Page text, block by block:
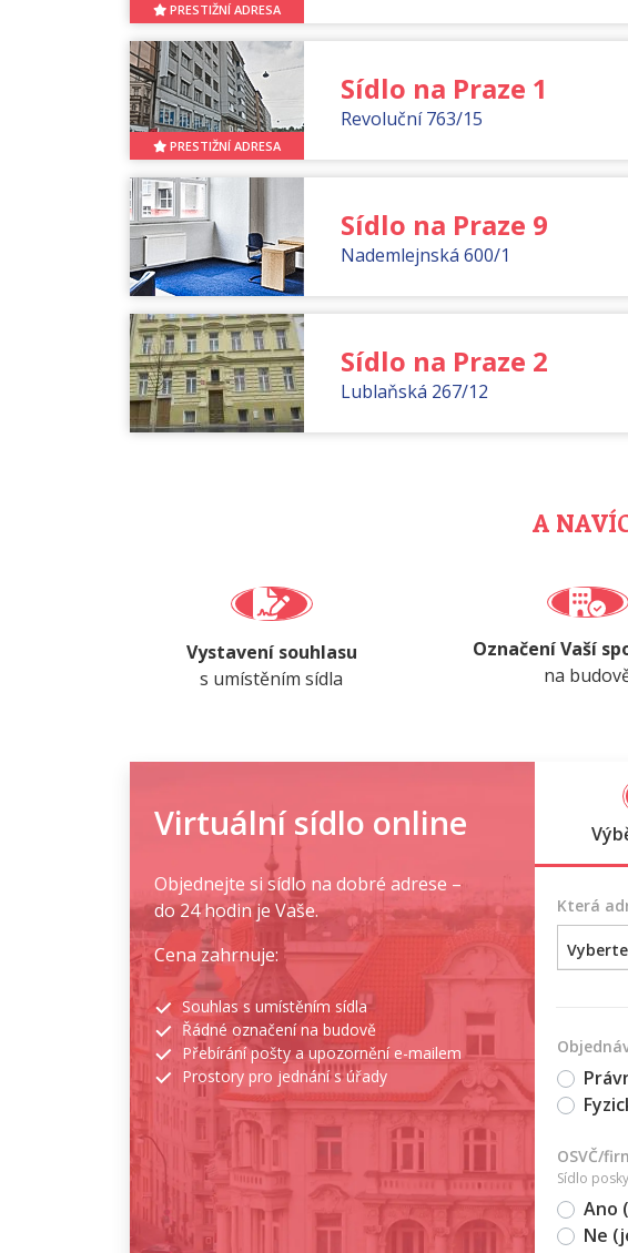
PRESTIŽNÍ ADRESA
PRESTIŽNÍ ADRESA
Sídlo na Praze 1
Revoluční 763/15
Sídlo na Praze 9
Nademlejnská 600/1
Sídlo na Praze 2
Lublaňská 267/12
A
Vystavení souhlasu
s umístěním sídla
Označení Vaší
na
Virtuální sídlo online
Objednejte si sídlo na dobré adrese –
do 24 hodin je Vaše.
Cena zahrnuje:
Souhlas s umístěním sídla
Řádné označení na budově
Přebírání pošty a upozornění e-mailem
Prostory pro jednání s úřady
Která
OSVČ/
Sídlo
Ano
Ne